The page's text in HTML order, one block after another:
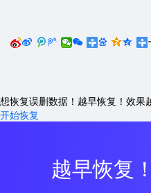
    
想恢复误删数据！越早恢复！效果
开始恢复
越早恢复